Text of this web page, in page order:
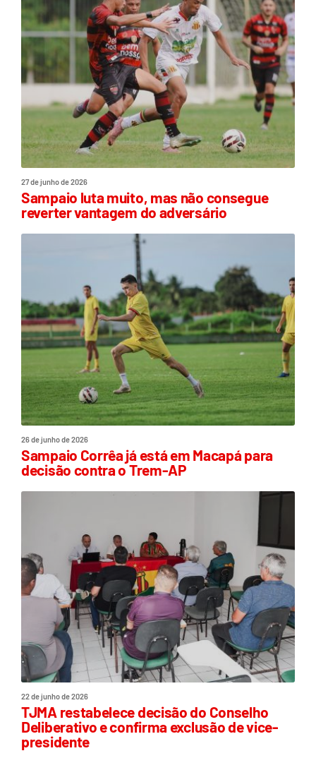
27 de junho de 2026
Sampaio luta muito, mas não consegue
reverter vantagem do adversário
26 de junho de 2026
Sampaio Corrêa já está em Macapá para
decisão contra o Trem-AP
22 de junho de 2026
TJMA restabelece decisão do Conselho
Deliberativo e confirma exclusão de vice-
presidente